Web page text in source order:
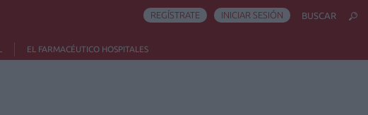
EL FARMACÉUTICO HOSPITALES
REGÍSTRATE INICIAR SESIÓN BUSCAR